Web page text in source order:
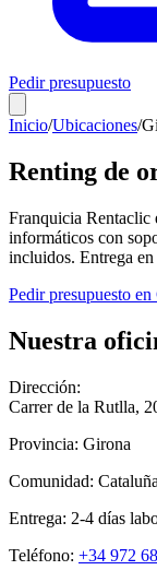
Pedir presupuesto
Inicio/Ubicaciones/
Renting de
Franquicia Rentaclic
informáticos con
incluidos. Entrega en
Pedir presupuesto en
Nuestra
Dirección:
Carrer de la Rutlla,
Provincia: Girona
Comunidad: Cataluña
Entrega: 2-4 días
Teléfono: +34 972